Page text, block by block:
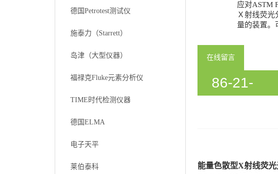
德国Petrotest测试仪
施泰力（Starrett）
岛津（大型仪器）
福禄克Fluke元素分析仪
TIME时代检测仪器
德国ELMA
电子天平
莱伯泰科
应对ASTM
Ｘ射线荧
量的装置。
在线留言
86-21-
能量色散型X射线荧光